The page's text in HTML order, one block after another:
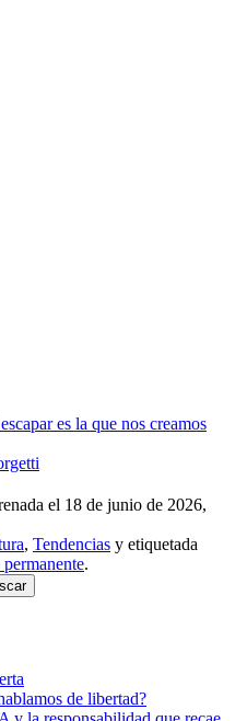
es la que nos creamos
el 18 de junio de 2026,
, Tendencias y etiquetada
permanente.
de libertad?